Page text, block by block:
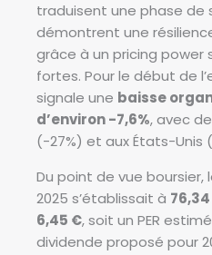
traduisent une phase
démontrent une
grâce à un pricing power
fortes. Pour le début de
signale une baisse
d’environ -7,6%, avec
(-27%) et aux États-Unis
Du point de vue
2025 s’établissait à
6,45 €, soit un PER
dividende proposé pour